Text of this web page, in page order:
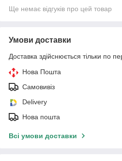
Ще немає відгуків про цей товар
Умови доставки
Доставка здійснюється тільки по
Нова Пошта
Самовивіз
Delivery
Нова пошта
Всі умови доставки